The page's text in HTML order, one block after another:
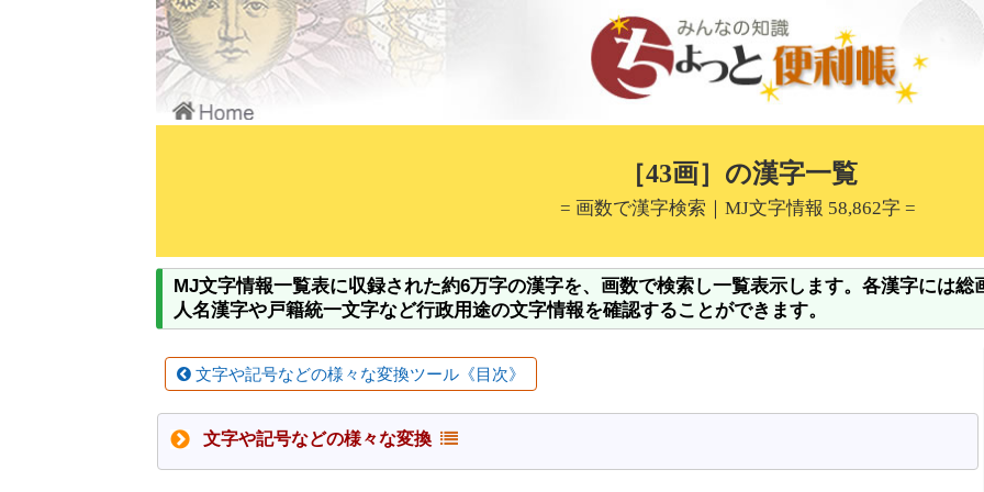
［43画］の漢字一覧
= 画数で漢字検索｜MJ文字情報 58,862字 =
MJ文字情報一覧表に収録された約6万字の漢字を、画数で検索し一覧表示します。各漢字には
人名漢字や戸籍統一文字など行政用途の文字情報を確認することができます。
文字や記号などの様々な変換ツール《目次》
文字や記号などの様々な変換